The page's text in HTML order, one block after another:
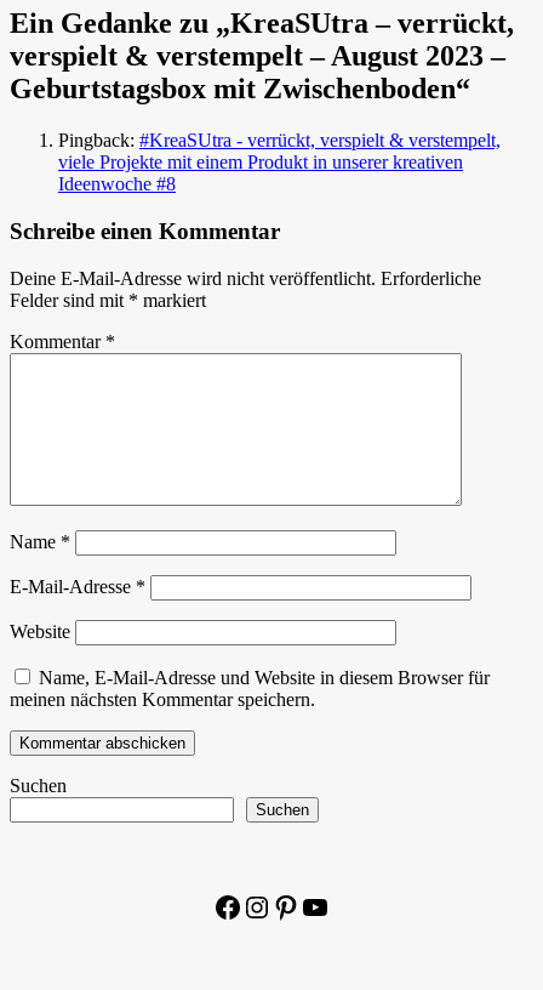
Ein Gedanke zu „KreaSUtra – verrückt,
verspielt & verstempelt – August 2023 –
Geburtstagsbox mit Zwischenboden“
Pingback: #KreaSUtra - verrückt, verspielt & verstempelt,
viele Projekte mit einem Produkt in unserer kreativen
Ideenwoche #8
Schreibe einen Kommentar
Deine E-Mail-Adresse wird nicht veröffentlicht. Erforderliche
Felder sind mit * markiert
Kommentar *
Name *
E-Mail-Adresse *
Website
Name, E-Mail-Adresse und Website in diesem Browser für
meinen nächsten Kommentar speichern.
Suchen
Suchen
Facebook
Instagram
Pinterest
YouTube